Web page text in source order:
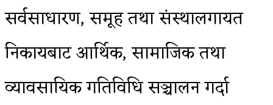
सर्वसाधारण, समूह तथा संस्थालगायत
निकायबाट आर्थिक, सामाजिक तथा
व्यावसायिक गतिविधि सञ्चालन गर्दा